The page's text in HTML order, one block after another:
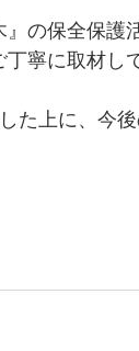
の保全保護
寧に取材し
た上に、今